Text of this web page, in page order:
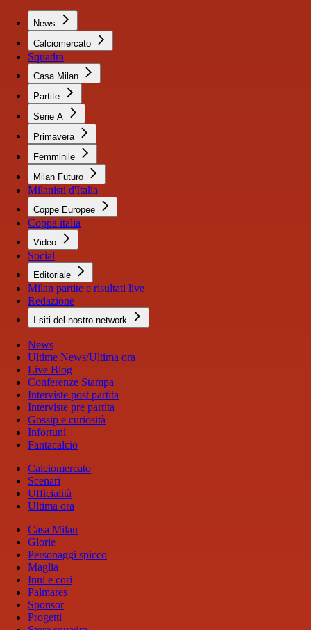
News
Calciomercato
Squadra
Casa Milan
Partite
Serie A
Primavera
Femminile
Milan Futuro
Milanisti d'Italia
Coppe Europee
Coppa italia
Video
Social
Editoriale
Milan partite e risultati live
Redazione
I siti del nostro network
News
Ultime News/Ultima ora
Live Blog
Conferenze Stampa
Interviste post partita
Interviste pre partita
Gossip e curiosità
Infortuni
Fantacalcio
Calciomercato
Scenari
Ufficialità
Ultima ora
Casa Milan
Glorie
Personaggi spicco
Maglia
Inni e cori
Palmares
Sponsor
Progetti